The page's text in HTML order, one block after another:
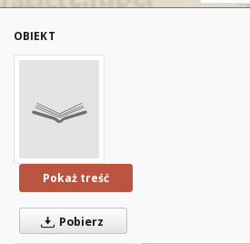
OBIEKT
Pokaż treść
Pobierz